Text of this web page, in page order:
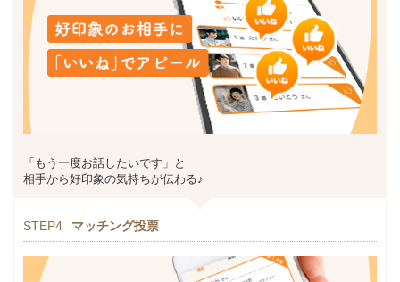
「もう一度お話したいです」と
相手から好印象の気持ちが伝わる♪
STEP4 マッチング投票